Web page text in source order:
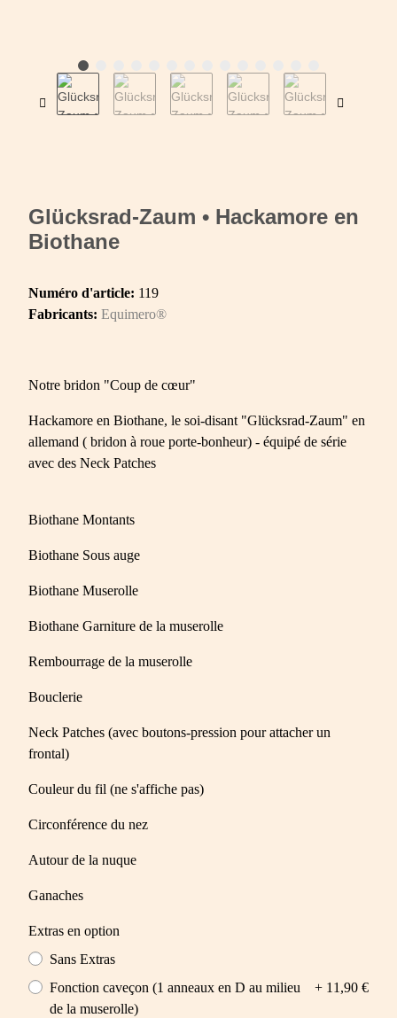
Glücksrad-Zaum • Hackamore en
Biothane
Numéro d'article: 119
Fabricants: Equimero®
Notre bridon "Coup de cœur"
Hackamore en Biothane, le soi-disant "Glücksrad-Zaum" en
allemand ( bridon à roue porte-bonheur) - équipé de série
avec des Neck Patches
Biothane Montants
Biothane Sous auge
Biothane Muserolle
Biothane Garniture de la muserolle
Rembourrage de la muserolle
Bouclerie
Neck Patches (avec boutons-pression pour attacher un
frontal)
Couleur du fil (ne s'affiche pas)
Circonférence du nez
Autour de la nuque
Ganaches
Extras en option
Sans Extras
Fonction caveçon (1 anneaux en D au milieu
de la muserolle)
+ 11,90 €